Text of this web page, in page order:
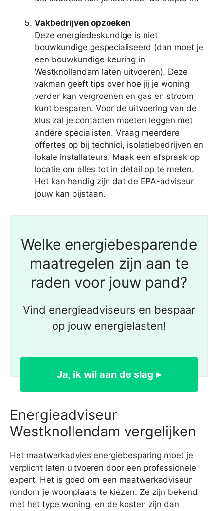
Vakbedrijven opzoeken
Deze energiedeskundige is niet
bouwkundige gespecialiseerd (dan moet je
een bouwkundige keuring in
Westknollendam laten uitvoeren). Deze
vakman geeft tips over hoe jij je woning
verder kan vergroenen en gas en stroom
kunt besparen. Voor de uitvoering van de
klus zal je contacten moeten leggen met
andere specialisten. Vraag meerdere
offertes op bij technici, isolatiebedrijven en
lokale installateurs. Maak een afspraak op
locatie om alles tot in detail op te meten.
Het kan handig zijn dat de EPA-adviseur
jouw kan bijstaan.
Welke energiebesparende
maatregelen zijn aan te
raden voor jouw pand?
Vind energieadviseurs en bespaar
op jouw energielasten!
Ja, ik wil aan de slag ▸
Energieadviseur
Westknollendam vergelijken
Het maatwerkadvies energiebesparing moet je
verplicht laten uitvoeren door een professionele
expert. Het is goed om een maatwerkadviseur
rondom je woonplaats te kiezen. Ze zijn bekend
met het type woning, en de kosten zijn dan